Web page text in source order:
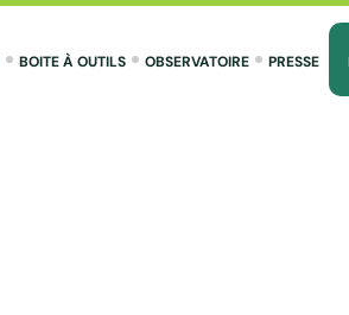
BOITE À OUTILS OBSERVATOIRE PRESSE